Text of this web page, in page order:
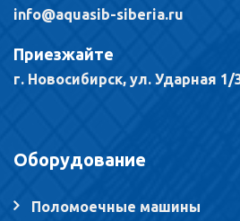
info@aquasib-siberia.ru
Приезжайте
г. Новосибирск, ул. Ударная 1/
Оборудование
Поломоечные машины